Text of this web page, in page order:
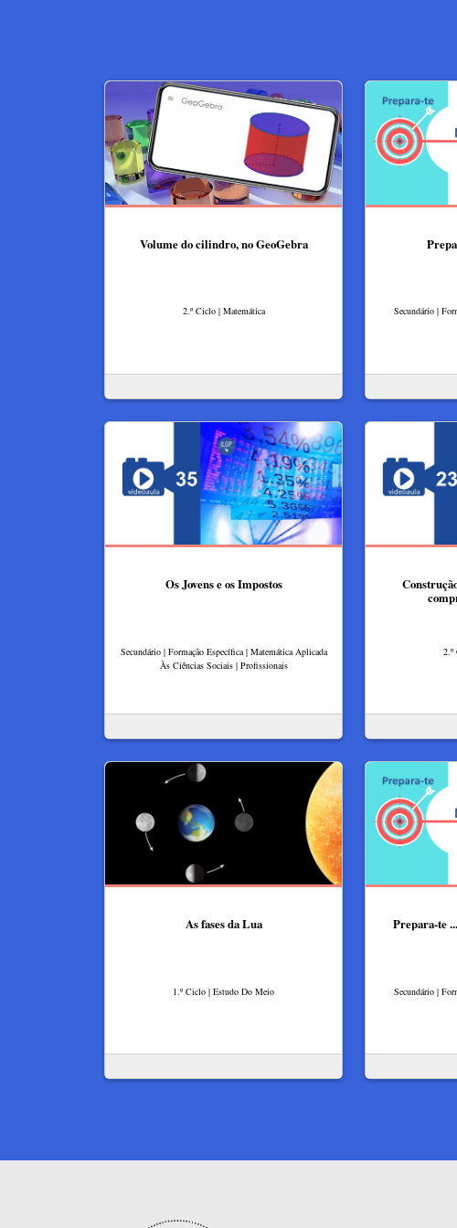
Volume do cilindro, no GeoGebra
2.º Ciclo | Matemática Secundário |
Os Jovens e os Impostos
Secundário | Formação Específica | Matemática Aplicada
Às Ciências Sociais | Profissionais
2.º
As fases da Lua
1.º Ciclo | Estudo Do Meio
Prepara-te
Secundário |